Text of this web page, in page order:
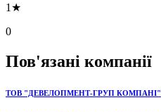
1★
0
Пов'язані компанії
ТОВ "ДЕВЕЛОПМЕНТ-ГРУП КОМПАНІ"